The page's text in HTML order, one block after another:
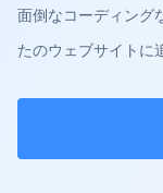
面倒なコーディン
たのウェブサイトに